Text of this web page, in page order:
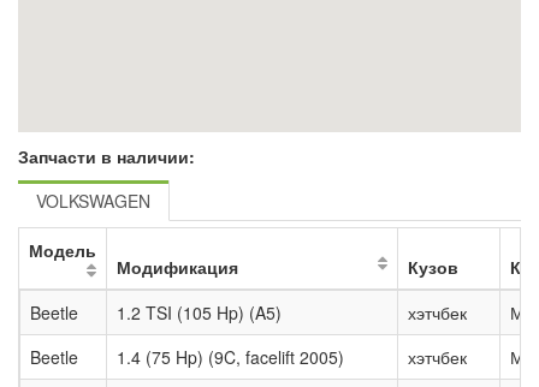
Запчасти в наличии:
VOLKSWAGEN
Модель
Модификация Кузов
Beetle
1.2 TSI (105 Hp) (A5) хэтчбек
Beetle
1.4 (75 Hp) (9C, facelift 2005) хэтчбек